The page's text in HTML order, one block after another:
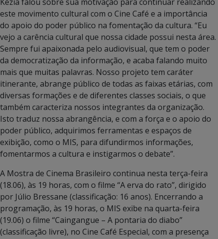
este movimento cultural com o Cine Café e a importância
do apoio do poder público na fomentação da cultura. “Eu
vejo a carência cultural que nossa cidade possui nesta área.
Sempre fui apaixonada pelo audiovisual, que tem o poder
da democratização da informação, e acaba falando muito
mais que muitas palavras. Nosso projeto tem caráter
itinerante, abrange público de todas as faixas etárias, com
diversas formações e de diferentes classes sociais, o que
também caracteriza nossos integrantes da organização.
Isto traduz nossa abrangência, e com a força e o apoio do
poder público, adquirimos ferramentas e espaços de
exibição, como o MIS, para difundirmos informações,
fomentarmos a cultura e instigarmos o debate”.
A Mostra de Cinema Brasileiro continua nesta terça-feira
(18.06), às 19 horas, com o filme “A erva do rato”, dirigido
por Júlio Bressane (classificação: 16 anos). Encerrando a
programação, às 19 horas, o MIS exibe na quarta-feira
(19.06) o filme “Caingangue – A pontaria do diabo”
(classificação livre), no Cine Café Especial, com a presença